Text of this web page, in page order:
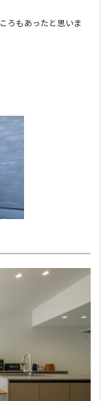
ろもあったと思いま